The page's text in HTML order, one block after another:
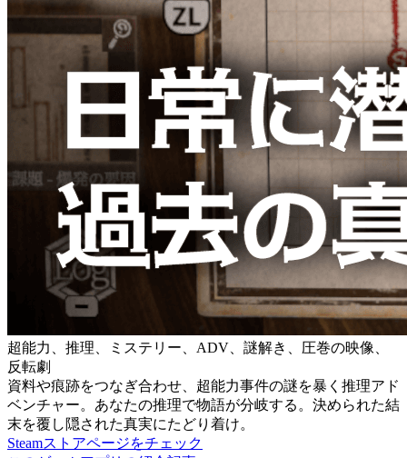
超能力、推理、ミステリー、ADV、謎解き、圧巻の映像、
反転劇
資料や痕跡をつなぎ合わせ、超能力事件の謎を暴く推理アド
ベンチャー。あなたの推理で物語が分岐する。決められた結
末を覆し隠された真実にたどり着け。
Steamストアページをチェック